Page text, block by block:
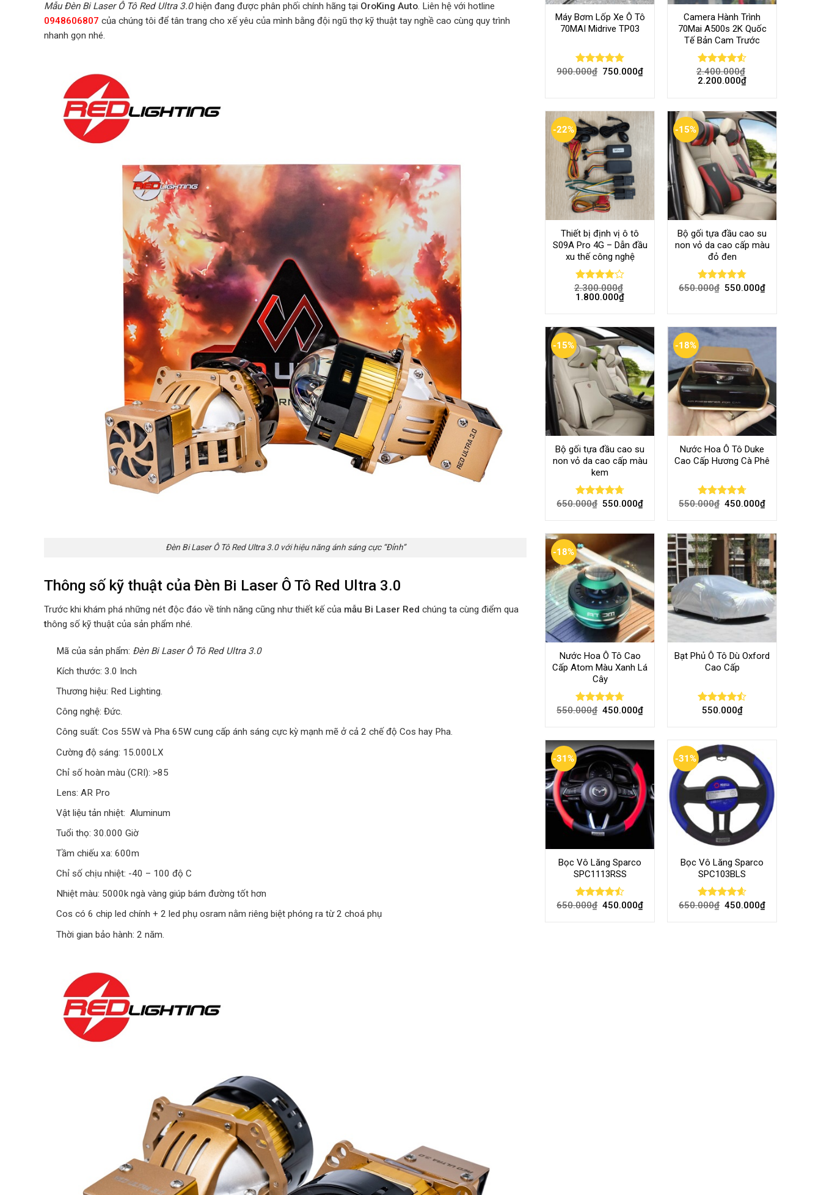
Mẫu Đèn Bi Laser Ô Tô Red Ultra 3.0hiện đang được phân phối chính hãng tại OroKing Auto. Liên hệ với hotline
0948606807 của chúng tôi để tân trang cho xế yêu của mình bằng đội ngũ thợ kỹ thuật tay nghề cao cùng quy trình
nhanh gọn nhé.
Đèn Bi Laser Ô Tô Red Ultra 3.0 với hiệu năng ánh sáng cực “Đỉnh”
Thông số kỹ thuật của Đèn Bi Laser Ô Tô Red Ultra 3.0
Trước khi khám phá những nét độc đáo về tính năng cũng như thiết kế của mẫu Bi Laser Red chúng ta cùng điểm qua
thông số kỹ thuật của sản phẩm nhé.
Mã của sản phẩm: Đèn Bi Laser Ô Tô Red Ultra 3.0
Kích thước: 3.0 Inch
Thương hiệu: Red Lighting.
Công nghệ: Đức.
Công suất: Cos 55W và Pha 65W cung cấp ánh sáng cực kỳ mạnh mẽ ở cả 2 chế độ Cos hay Pha.
Cường độ sáng: 15.000LX
Chỉ số hoàn màu (CRI): >85
Lens: AR Pro
Vật liệu tản nhiệt: Aluminum
Tuổi thọ: 30.000 Giờ
Tầm chiếu xa: 600m
Chỉ số chịu nhiệt: -40 – 100 độ C
Nhiệt màu: 5000k ngà vàng giúp bám đường tốt hơn
Cos có 6 chip led chính + 2 led phụ osram nằm riêng biệt phóng ra từ 2 choá phụ
Thời gian bảo hành: 2 năm.
Máy Bơm Lốp Xe Ô Tô
70MAI Midrive TP03
Rated 5.00
900.000₫ 750.000₫
Camera Hành Trình
70Mai A500s 2K Quốc
Tế Bản Cam Trước
Rated4.56
out of 5
2.400.000₫
2.200.000₫
-22%
Thiết bị định vị ô tô
S09A Pro 4G – Dẫn đầu
xu thế công nghệ
Rated
4.00out
2.300.000₫
1.800.000₫
-15%
Bộ gối tựa đầu cao su
non vỏ da cao cấp màu
đỏ đen
Rated4.80
650.000₫ 550.000₫
-15%
Bộ gối tựa đầu cao su
non vỏ da cao cấp màu
kem
Rated4.70
650.000₫ 550.000₫
-18%
Nước Hoa Ô Tô Duke
Cao Cấp Hương Cà Phê
Rated4.70
550.000₫ 450.000₫
-18%
Nước Hoa Ô Tô Cao
Cấp Atom Màu Xanh Lá
Cây
Rated4.70
550.000₫ 450.000₫
Bạt Phủ Ô Tô Dù Oxford
Cao Cấp
Rated
550.000₫
-31%
Bọc Vô Lăng Sparco
SPC1113RSS
Rated
650.000₫ 450.000₫
-31%
Bọc Vô Lăng Sparco
SPC103BLS
Rated4.57
650.000₫ 450.000₫